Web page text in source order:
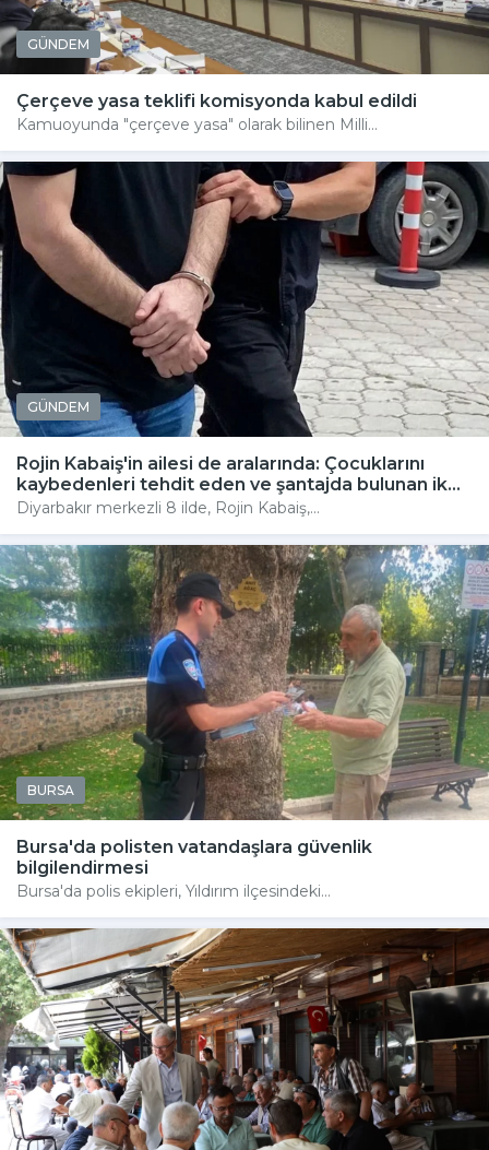
GÜNDEM
Çerçeve yasa teklifi komisyonda kabul edildi
Kamuoyunda "çerçeve yasa" olarak bilinen Milli...
GÜNDEM
Rojin Kabaiş'in ailesi de aralarında: Çocuklarını
kaybedenleri tehdit eden ve şantajda bulunan ik...
Diyarbakır merkezli 8 ilde, Rojin Kabaiş,...
BURSA
Bursa'da polisten vatandaşlara güvenlik
bilgilendirmesi
Bursa'da polis ekipleri, Yıldırım ilçesindeki...